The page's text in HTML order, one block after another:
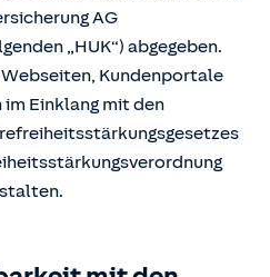
AG
„HUK“) abgegeben.
Kundenportale
Einklang mit den